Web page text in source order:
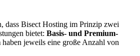
dass Bisect Hosting im Prinzip zwei
bietet: Basis- und Premium-
jeweils eine große Anzahl von